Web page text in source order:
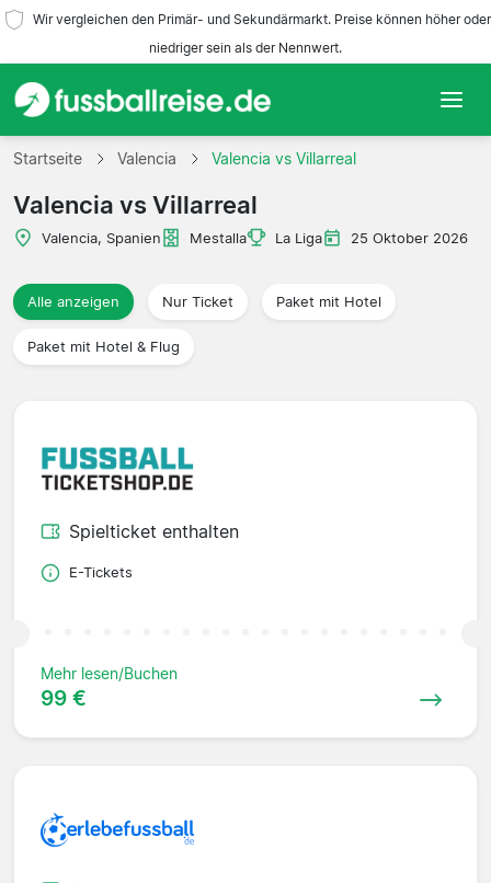
Wir vergleichen den Primär- und Sekundärmarkt. Preise können höher oder
niedriger sein als der Nennwert.
Startseite
Mannschaften
Reisebüros
Startseite Valencia Valencia vs Villarreal
Valencia vs Villarreal
Valencia, Spanien Mestalla La Liga 25 Oktober 2026
Alle anzeigen Nur Ticket Paket mit Hotel
Paket mit Hotel & Flug
Spielticket enthalten
E-Tickets
Mehr lesen/Buchen
99 €